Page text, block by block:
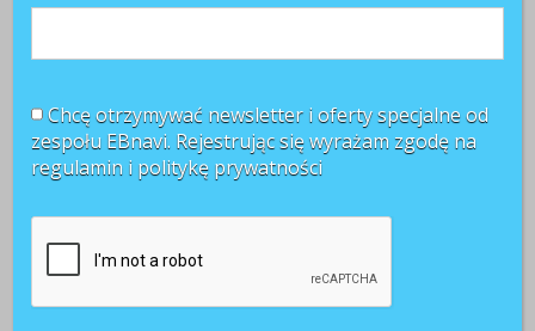
Chcę otrzymywać newsletter i oferty specjalne od
zespołu EBnavi. Rejestrując się wyrażam zgodę na
regulamin i politykę prywatności